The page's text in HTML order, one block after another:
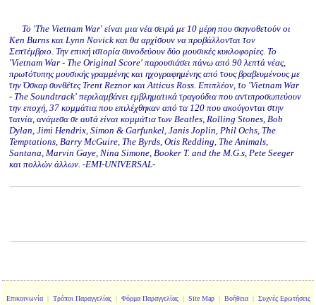
Το 'The Vietnam War' είναι μια νέα σειρά με 10 μέρη που σκηνοθετούν οι
Ken Burns και Lynn Novick και θα αρχίσουν να προβάλλονται τον
Σεπτέμβριο. Την επική ιστορία συνοδεύουν δύο μουσικές κυκλοφορίες. Το
'Vietnam War - The Original Score' παρουσιάσει πάνω από 90 λεπτά νέας,
πρωτότυπης μουσικής γραμμένης και ηχογραφημένης από τους βραβευμένους με
την Όσκαρ συνθέτες Trent Reznor και Atticus Ross. Επιπλέον, το 'Vietnam War
- The Soundtrack' περιλαμβάνει εμβληματικά τραγούδια που αντιπροσωπεύουν
την εποχή, 37 κομμάτια που επιλέχθηκαν από τα 120 που ακούγονται στην
ταινία, ανάμεσα σε αυτά είναι κομμάτια των Beatles, Rolling Stones, Bob
Dylan, Jimi Hendrix, Simon & Garfunkel, Janis Joplin, Phil Ochs, The
Temptations, Barry McGuire, The Byrds, Otis Redding, The Animals,
Santana, Marvin Gaye, Nina Simone, Booker T. and the M.G.s, Pete Seeger
και πολλών άλλων. -EMI-UNIVERSAL-
Επικοινωνία| Τρόποι Παραγγελίας| Φόρμα Παραγγελίας| Site Map| Βοήθεια| Συχνές Ερωτήσεις